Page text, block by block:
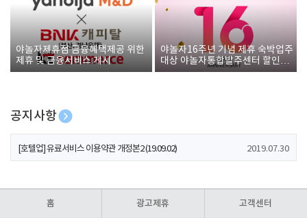
야놀자제휴점 금융혜택제공 위한
제휴 및 금융서비스 게시
야놀자16주년 기념 제휴 숙박업주
대상 야놀자통합발주센터 할인쿠
폰 증정
공지사항
[호텔업] 개인정보 처리방침 개정본1 (19.09.02)
[호텔업] 유료서비스 이용약관 개정본2 (19.09.02) 2019.07.30
홈 광고제휴 고객센터